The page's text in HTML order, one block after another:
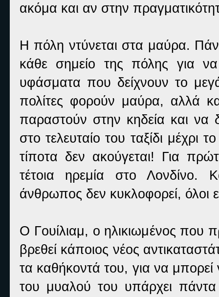
ακόμα και αν στην
Η πόλη ντύνεται στα μαύρα.
κάθε σημείο της πόλης για
υφάσματα που δείχνουν το
πολίτες φορούν μαύρα, αλλά
παραστούν στην κηδεία και να
στο τελευταίο του ταξίδι μέχρι
τίποτα δεν ακούγεται! Για
τέτοια ηρεμία στο
άνθρωπος δεν κυκλοφορεί, όλοι
Ο Γουίλιαμ, ο ηλικιωμένος που
βρεθεί κάποιος νέος
τα καθήκοντά του, για να μπορεί
του μυαλού του υπάρχει